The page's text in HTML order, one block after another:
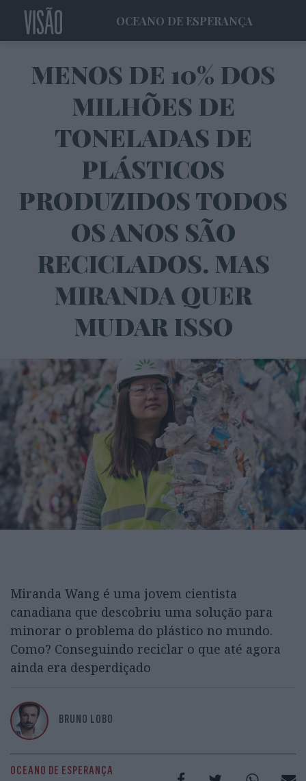
OCEANO DE ESPERANÇA
MENOS DE 10% DOS
MILHÕES DE
TONELADAS DE
PLÁSTICOS
PRODUZIDOS TODOS
OS ANOS SÃO
RECICLADOS. MAS
MIRANDA QUER
MUDAR ISSO
Miranda Wang é uma jovem cientista
canadiana que descobriu uma solução para
minorar o problema do plástico no mundo.
Como? Conseguindo reciclar o que até agora
ainda era desperdiçado
BRUNO LOBO
OCEANO DE ESPERANÇA